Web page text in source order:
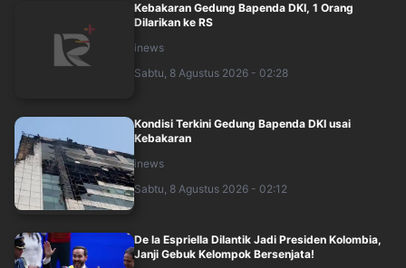
Kebakaran Gedung Bapenda DKI, 1 Orang
Dilarikan ke RS
inews
Sabtu, 8 Agustus 2026 - 02:28
Kondisi Terkini Gedung Bapenda DKI usai
Kebakaran
inews
Sabtu, 8 Agustus 2026 - 02:12
De la Espriella Dilantik Jadi Presiden Kolombia,
Janji Gebuk Kelompok Bersenjata!